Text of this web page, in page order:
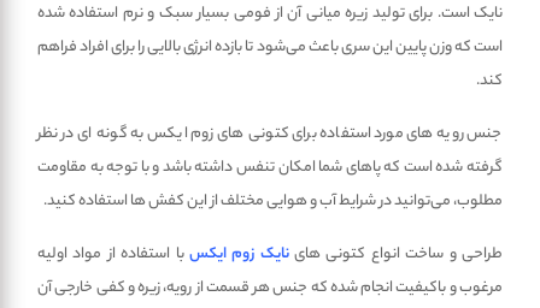
نایک است. برای تولید زیره میانی آن از فومی بسیار سبک و نرم استفاده شده
است که وزن پایین این سری باعث می­‌شود تا بازده انرژی بالایی را برای افراد فراهم
کند.
جنس رویه­ های مورد استفاده برای کتونی ­های زوم ایکس به ­گونه ­ای در نظر
گرفته شده است که پاهای شما امکان تنفس داشته باشد و با توجه به مقاومت
مطلوب، می‌­توانید در شرایط آب ­و هوایی مختلف از این کفش­ ها استفاده کنید.
طراحی و ساخت انواع کتونی­ هاینایک زوم ایکسبا استفاده از مواد اولیه
مرغوب و باکیفیت انجام شده که جنس هر قسمت از رویه، زیره و کفی خارجی آن